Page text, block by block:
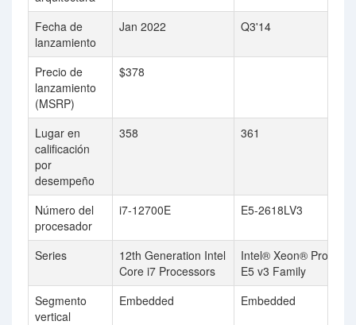
Fecha de
lanzamiento
Jan 2022 Q3'14
Precio de
lanzamiento
(MSRP)
$378
Lugar en
calificación
por
desempeño
358 361
Número del
procesador
i7-12700E E5-2618LV3
Series
12th Generation Intel
Core i7 Processors
Intel® Xeon®
E5 v3 Family
Segmento
vertical
Embedded Embedded